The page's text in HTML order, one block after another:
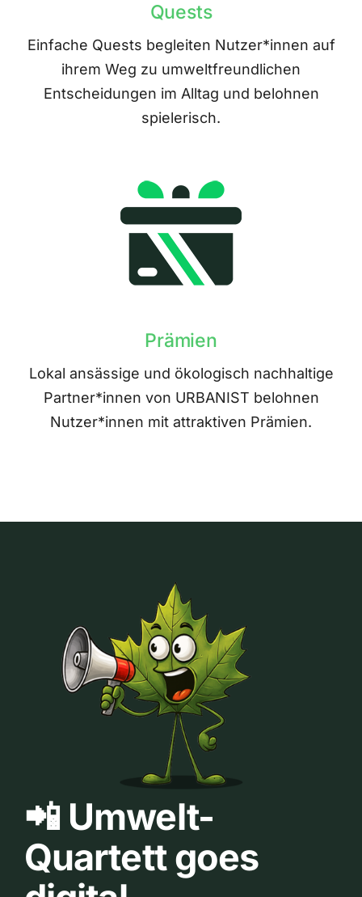
Quests
Einfache Quests begleiten Nutzer*innen auf
ihrem Weg zu umweltfreundlichen
Entscheidungen im Alltag und belohnen
spielerisch.
Prämien
Lokal ansässige und ökologisch nachhaltige
Partner*innen von URBANIST belohnen
Nutzer*innen mit attraktiven Prämien.
📲 Umwelt-
Quartett goes